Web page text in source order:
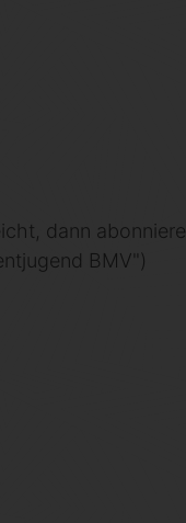
dann abonniere
BMV")